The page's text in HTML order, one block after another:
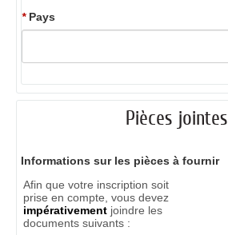
*Pays
Pièces jointes
Informations sur les pièces à fournir
Afin que votre inscription soit
prise en compte, vous devez
impérativementjoindre les
documents suivants :